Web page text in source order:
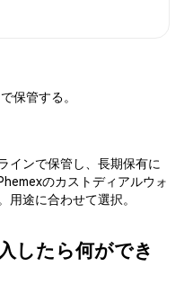
保管する。
インで保管し、長期保有に
のカストディアルウォ
用途に合わせて選択。
したら何ができ